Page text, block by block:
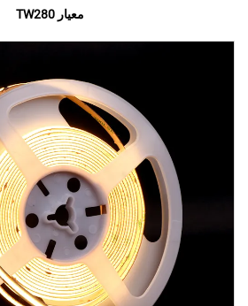
معيار TW280